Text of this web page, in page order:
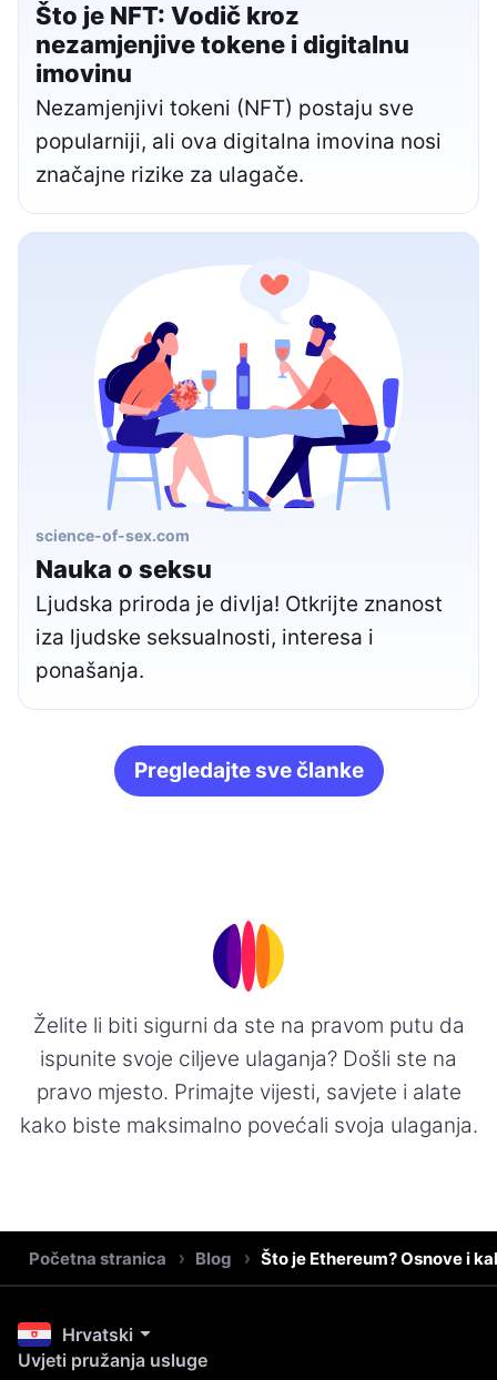
Što je NFT: Vodič kroz
nezamjenjive tokene i digitalnu
imovinu
Nezamjenjivi tokeni (NFT) postaju sve
popularniji, ali ova digitalna imovina nosi
značajne rizike za ulagače.
science-of-sex.com
Nauka o seksu
Ljudska priroda je divlja! Otkrijte znanost
iza ljudske seksualnosti, interesa i
ponašanja.
Pregledajte sve članke
Želite li biti sigurni da ste na pravom putu da
ispunite svoje ciljeve ulaganja? Došli ste na
pravo mjesto. Primajte vijesti, savjete i alate
kako biste maksimalno povećali svoja ulaganja.
Početna stranica Blog Što je Ethereum? Osnove i
Hrvatski
Uvjeti pružanja usluge